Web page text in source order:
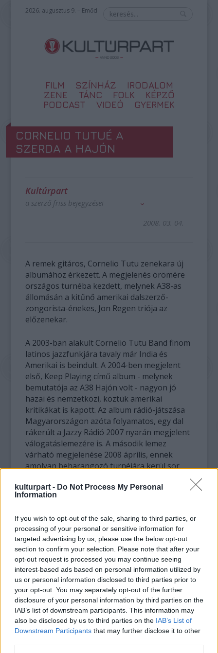
kulturpart - Do Not Process My Personal
Information
If you wish to opt-out of the sale, sharing to third parties, or
processing of your personal or sensitive information for
targeted advertising by us, please use the below opt-out
section to confirm your selection. Please note that after your
opt-out request is processed you may continue seeing
interest-based ads based on personal information utilized by
us or personal information disclosed to third parties prior to
your opt-out. You may separately opt-out of the further
disclosure of your personal information by third parties on the
IAB’s list of downstream participants. This information may
also be disclosed by us to third parties on the IAB’s List of
Downstream Participants that may further disclose it to other
2026. augusztus 9. – Emőd
FILM SZÍNHÁZ
IRODALOM
ZENE
TÁNC FOLK
KÉPZŐ
PODCAST
VIDEÓ GYERMEK
CORNELIO TUTUÉ A
SZERDA A HAJÓN
Kultúrpart
a szerző friss bejegyzései
2008. 03. 04.
A remek gitáros, Cornelio Tutu zenekara új
albumához érkezett. A megjelenés örömére
országos turnéba kezdett, melynek A38-as
állomásán a kitűnő amerikai dalszerző-
zongorista-énekes, Jon Regen triója az
előzenekar.
A 2003-ban alakult Cornelio Tutu Band finom
latinos jazzfunkjára tavaly már India és
Amerikai is beindult. A 2004-ben megjelent
első, Keep Playing című album - melynek
bemutatója az A38 Hajón volt - nagyon jó
hazai és nemzetközi, köztük amerikai
kritikákat is kapott. Az album rádió-játszása
Magyarországon azóta folyamatos, egy dal
rákerült a Jazzy Rádió 2007 nyarán megjelent
válogatáslemezére is. A második lemez
várható megjelenése 2008 április, ennek
amolyan beharangozó turnéjára kerül sor
A zenekar itthon már szinte az összes
2007-ben pedig komolyabb nemzetközi
koncertek következtek, úgymint a Kalkutta
Jazz fesztivál Indiában, önálló koncert
Delhiben, a Rochester Jazz Fesztivál az
Egyesült Államokban, a Posadas Jazz Fesztivál
Spanyolországban, az Ars Hungarica
Fesztivál és a Transilvania Jazz Festivál
Romániában. Tutu továbbá 2005-óta minden
évben gitárbemutatót tart a világ
legnagyobb hangszerkiállításán, a frankfurti
Musikmessén.